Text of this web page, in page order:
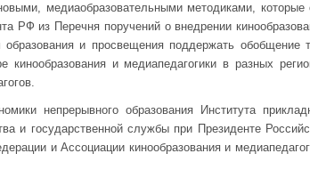
медиаобразовательными методиками, которые
РФ из Перечня поручений о внедрении
и просвещения поддержать обобщение
и медиапедагогики в разных
непрерывного образования Института
и государственной службы при Президенте
и Ассоциации кинообразования и